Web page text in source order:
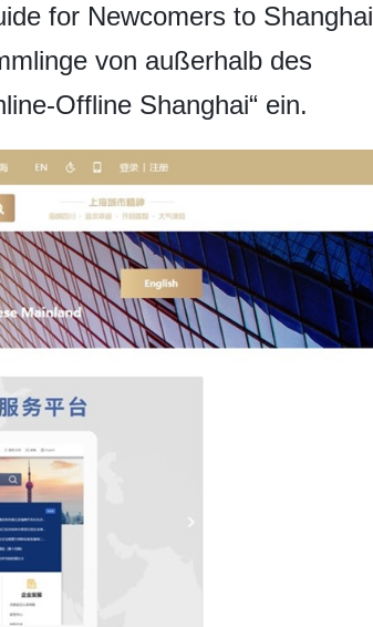
for Newcomers to Shanghai
von außerhalb des
Offline Shanghai“ ein.